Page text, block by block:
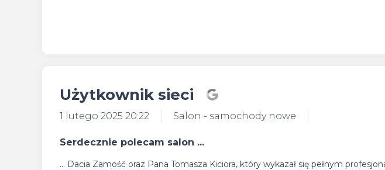
Użytkownik sieci
1 lutego 2025 20:22 Salon - samochody nowe
Serdecznie polecam salon ...
... Dacia Zamość oraz Pana Tomasza Kiciora, który wykazał się pełnym